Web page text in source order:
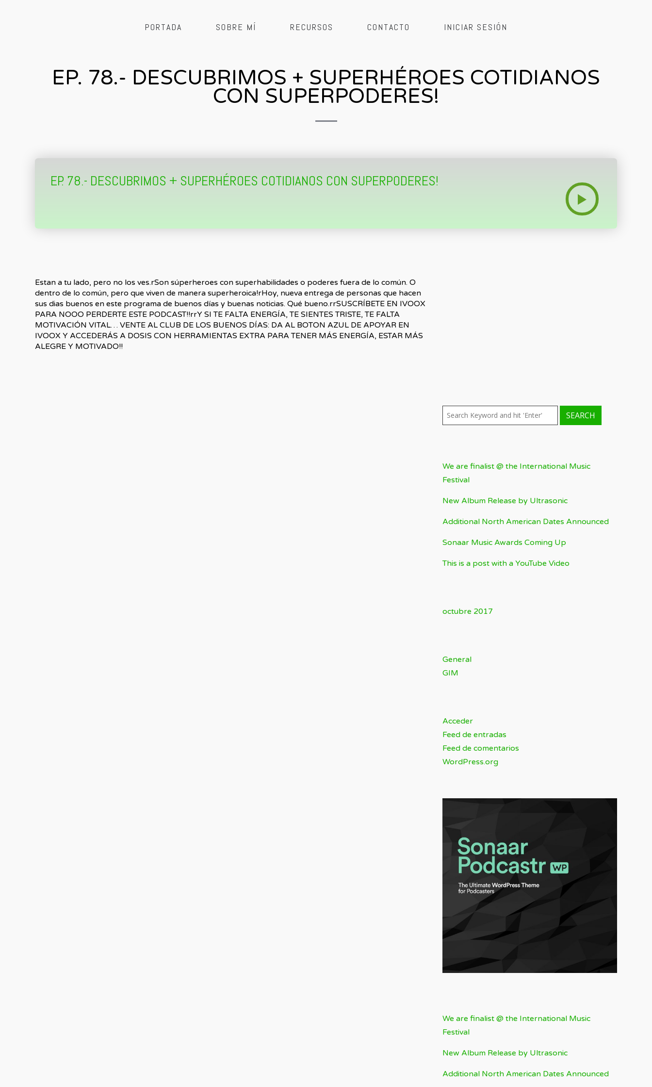
PORTADA SOBRE MÍ RECURSOS CONTACTO INICIAR SESIÓN
EP. 78.- DESCUBRIMOS + SUPERHÉROES COTIDIANOS
CON SUPERPODERES!
EP. 78.- DESCUBRIMOS + SUPERHÉROES COTIDIANOS CON SUPERPODERES!
Estan a tu lado, pero no los ves.rSon súperheroes con superhabilidades o poderes fuera de lo común. O
dentro de lo común, pero que viven de manera superheroica!rHoy, nueva entrega de personas que hacen
sus dias buenos en este programa de buenos días y buenas noticias. Qué bueno.rrSUSCRÍBETE EN IVOOX
PARA NOOO PERDERTE ESTE PODCAST!!rrY SI TE FALTA ENERGÍA, TE SIENTES TRISTE, TE FALTA
MOTIVACIÓN VITAL… VENTE AL CLUB DE LOS BUENOS DÍAS: DA AL BOTON AZUL DE APOYAR EN
IVOOX Y ACCEDERÁS A DOSIS CON HERRAMIENTAS EXTRA PARA TENER MÁS ENERGÍA, ESTAR MÁS
ALEGRE Y MOTIVADO!!
We are finalist @ the International Music
Festival
New Album Release by Ultrasonic
Additional North American Dates Announced
Sonaar Music Awards Coming Up
This is a post with a YouTube Video
octubre 2017
General
GIM
Acceder
Feed de entradas
Feed de comentarios
WordPress.org
We are finalist @ the International Music
Festival
New Album Release by Ultrasonic
Additional North American Dates Announced